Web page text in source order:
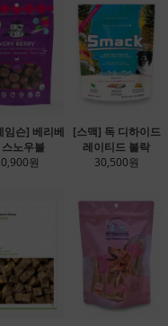
임슨] 베리베
스노우볼
원
[스맥] 독 디하이드
레이티드 볼락
30,500원